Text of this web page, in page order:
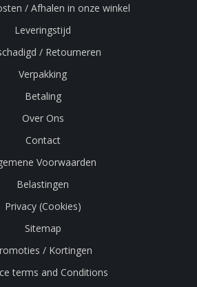
/ Afhalen in onze winkel
Leveringstijd
/ Retourneren
Verpakking
Betaling
Over Ons
Contact
Voorwaarden
Belastingen
Privacy (Cookies)
Sitemap
/ Kortingen
terms and Conditions